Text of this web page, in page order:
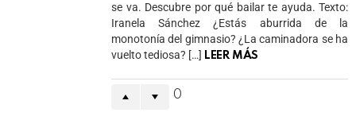
se va. Descubre por qué bailar te ayuda. Texto:
Iranela Sánchez ¿Estás aburrida de la
monotonía del gimnasio? ¿La caminadora se ha
vuelto tediosa? […] LEER MÁS
0